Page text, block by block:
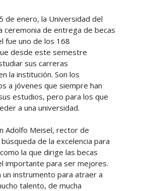
de enero, la Universidad del
ceremonia de entrega de becas
fue uno de los 168
desde este semestre
sus carreras
la institución. Son los
a jóvenes que siempre han
estudios, pero para los que
a una universidad.
Adolfo Meisel, rector de
de la excelencia para
la que dirige las becas
importante para ser mejores.
un instrumento para atraer a
talento, de mucha